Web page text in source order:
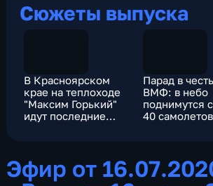
Сюжеты выпуска
В Красноярском
крае на теплоходе
"Максим Горький"
идут последние
Парад в
ВМФ: в небо
поднимутся
40
Эфир от